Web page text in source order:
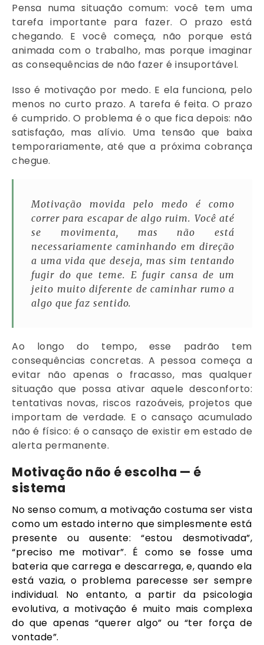
Pensa numa situação comum: você tem uma
tarefa importante para fazer. O prazo está
chegando. E você começa, não porque está
animada com o trabalho, mas porque imaginar
as consequências de não fazer é insuportável.
Isso é motivação por medo. E ela funciona, pelo
menos no curto prazo. A tarefa é feita. O prazo
é cumprido. O problema é o que fica depois: não
satisfação, mas alívio. Uma tensão que baixa
temporariamente, até que a próxima cobrança
chegue.
Motivação movida pelo medo é como
correr para escapar de algo ruim. Você até
se movimenta, mas não está
necessariamente caminhando em direção
a uma vida que deseja, mas sim tentando
fugir do que teme. E fugir cansa de um
jeito muito diferente de caminhar rumo a
algo que faz sentido.
Ao longo do tempo, esse padrão tem
consequências concretas. A pessoa começa a
evitar não apenas o fracasso, mas qualquer
situação que possa ativar aquele desconforto:
tentativas novas, riscos razoáveis, projetos que
importam de verdade. E o cansaço acumulado
não é físico: é o cansaço de existir em estado de
alerta permanente.
Motivação não é escolha — é
sistema
No senso comum, a motivação costuma ser vista
como um estado interno que simplesmente está
presente ou ausente: “estou desmotivada”,
“preciso me motivar”. É como se fosse uma
bateria que carrega e descarrega, e, quando ela
está vazia, o problema parecesse ser sempre
individual. No entanto, a partir da psicologia
evolutiva, a motivação é muito mais complexa
do que apenas “querer algo” ou “ter força de
vontade”.